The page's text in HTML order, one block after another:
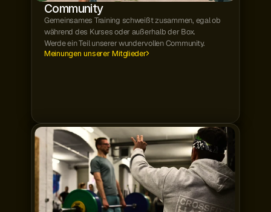
Community
Gemeinsames Training schweißt zusammen, egal ob
während des Kurses oder außerhalb der Box.
Werde ein Teil unserer wundervollen Community.
Meinungen unserer Mitglieder